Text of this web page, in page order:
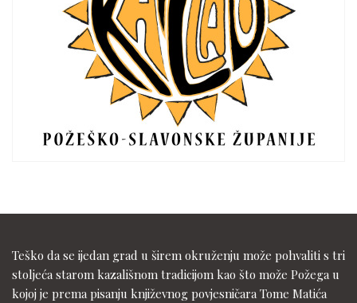
Teško da se ijedan grad u širem okruženju može pohvaliti s tri
stoljeća starom kazališnom tradicijom kao što može Požega u
kojoj je prema pisanju književnog povjesničara Tome Matića